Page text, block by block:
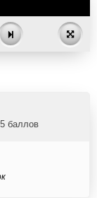
баллов